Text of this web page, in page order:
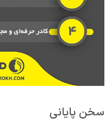
سخن پایانی